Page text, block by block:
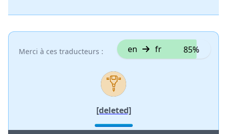
Merci à ces traducteurs : en fr 85%
[deleted]